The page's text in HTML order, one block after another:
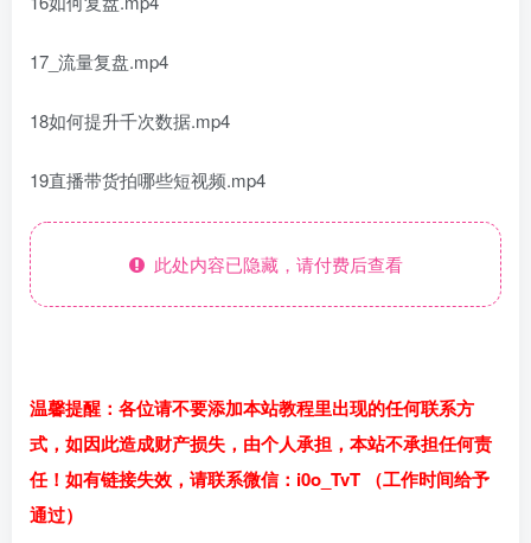
17_流量复盘.mp4
18如何提升千次数据.mp4
19直播带货拍哪些短视频.mp4
此处内容已隐藏，请付费后查看
温馨提醒：各位请不要添加本站教程里出现的任何联系方
式，如因此造成财产损失，由个人承担，本站不承担任何责
任！如有链接失效，请联系微信：i0o_TvT （工作时间给予
通过）